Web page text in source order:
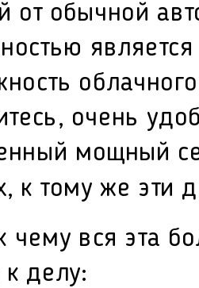
от обычной
является
очень
мощный
к тому же эти
чему вся эта
делу: